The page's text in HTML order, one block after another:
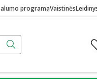
programaVaistinės